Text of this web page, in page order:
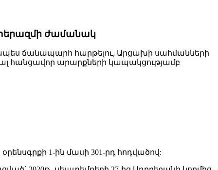
ժամանակ
ճանապարհ հարթելու, Արցախի սահմանների
հանցավոր արարքների կապակցությամբ
1-ին մասի 301-րդ հոդվածով: